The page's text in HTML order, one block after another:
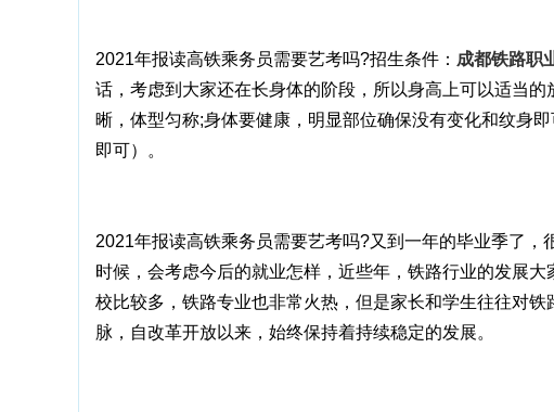
2021年报读高铁乘务员需要艺考吗?招生条件： 成都铁路职
话，考虑到大家还在长身体的阶段，所以身高上可以适当
晰，体型匀称;身体要健康，明显部位确保没有变化和纹身
即可）。
2021年报读高铁乘务员需要艺考吗?又到一年的毕业季了
时候，会考虑今后的就业怎样，近些年，铁路行业的发展
校比较多，铁路专业也非常火热，但是家长和学生往往对
脉，自改革开放以来，始终保持着持续稳定的发展。